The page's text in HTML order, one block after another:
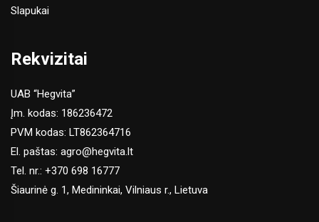
Slapukai
Rekvizitai
UAB “Hegvita”
Įm. kodas: 186236472
PVM kodas: LT862364716
El. paštas: agro@hegvita.lt
Tel. nr.: +370 698 16777
Šiaurinė g. 1, Medininkai, Vilniaus r., Lietuva